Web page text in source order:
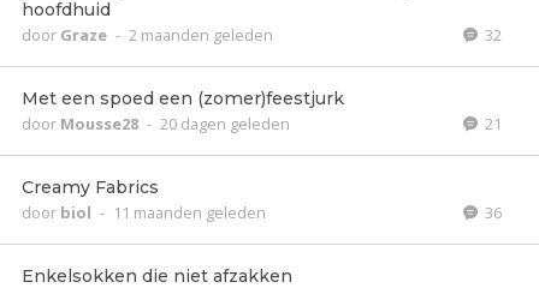
hoofdhuid
door Graze - 2 maanden geleden 32
Met een spoed een (zomer)feestjurk
door Mousse28 - 20 dagen geleden 21
Creamy Fabrics
door biol - 11 maanden geleden 36
Enkelsokken die niet afzakken